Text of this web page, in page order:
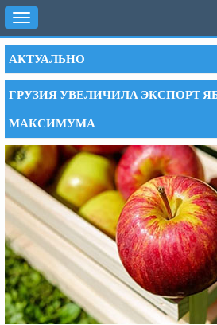
Toggle
navigation
АКТУАЛЬНО
ГРУЗИЯ УВЕЛИЧИЛА ЭКСПОРТ
МАКСИМУМА